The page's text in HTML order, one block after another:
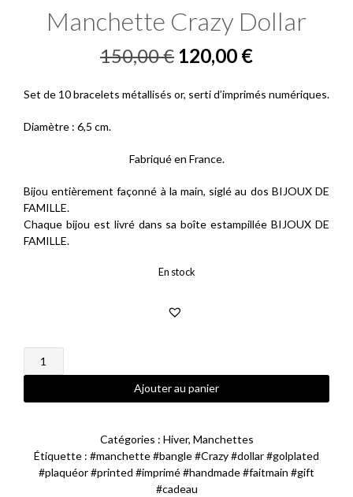
Manchette Crazy Dollar
150,00€ Le
150,00 €.
120,00 €Le
Set de 10 bracelets métallisés or, serti d’imprimés numériques.
Diamètre : 6,5 cm.
Fabriqué en France.
Bijou entièrement façonné à la main, siglé au dos BIJOUX DE
FAMILLE.
Chaque bijou est livré dans sa boîte estampillée BIJOUX DE
FAMILLE.
En stock
quantité
de
Crazy
Ajouter au panier
Catégories : Hiver, Manchettes
Étiquette : #manchette #bangle #Crazy #dollar #golplated
#plaquéor #printed #imprimé #handmade #faitmain #gift
#cadeau